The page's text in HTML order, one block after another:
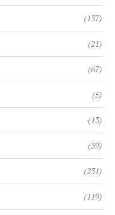
(137)
(21)
(67)
(5)
(13)
(39)
(231)
(119)